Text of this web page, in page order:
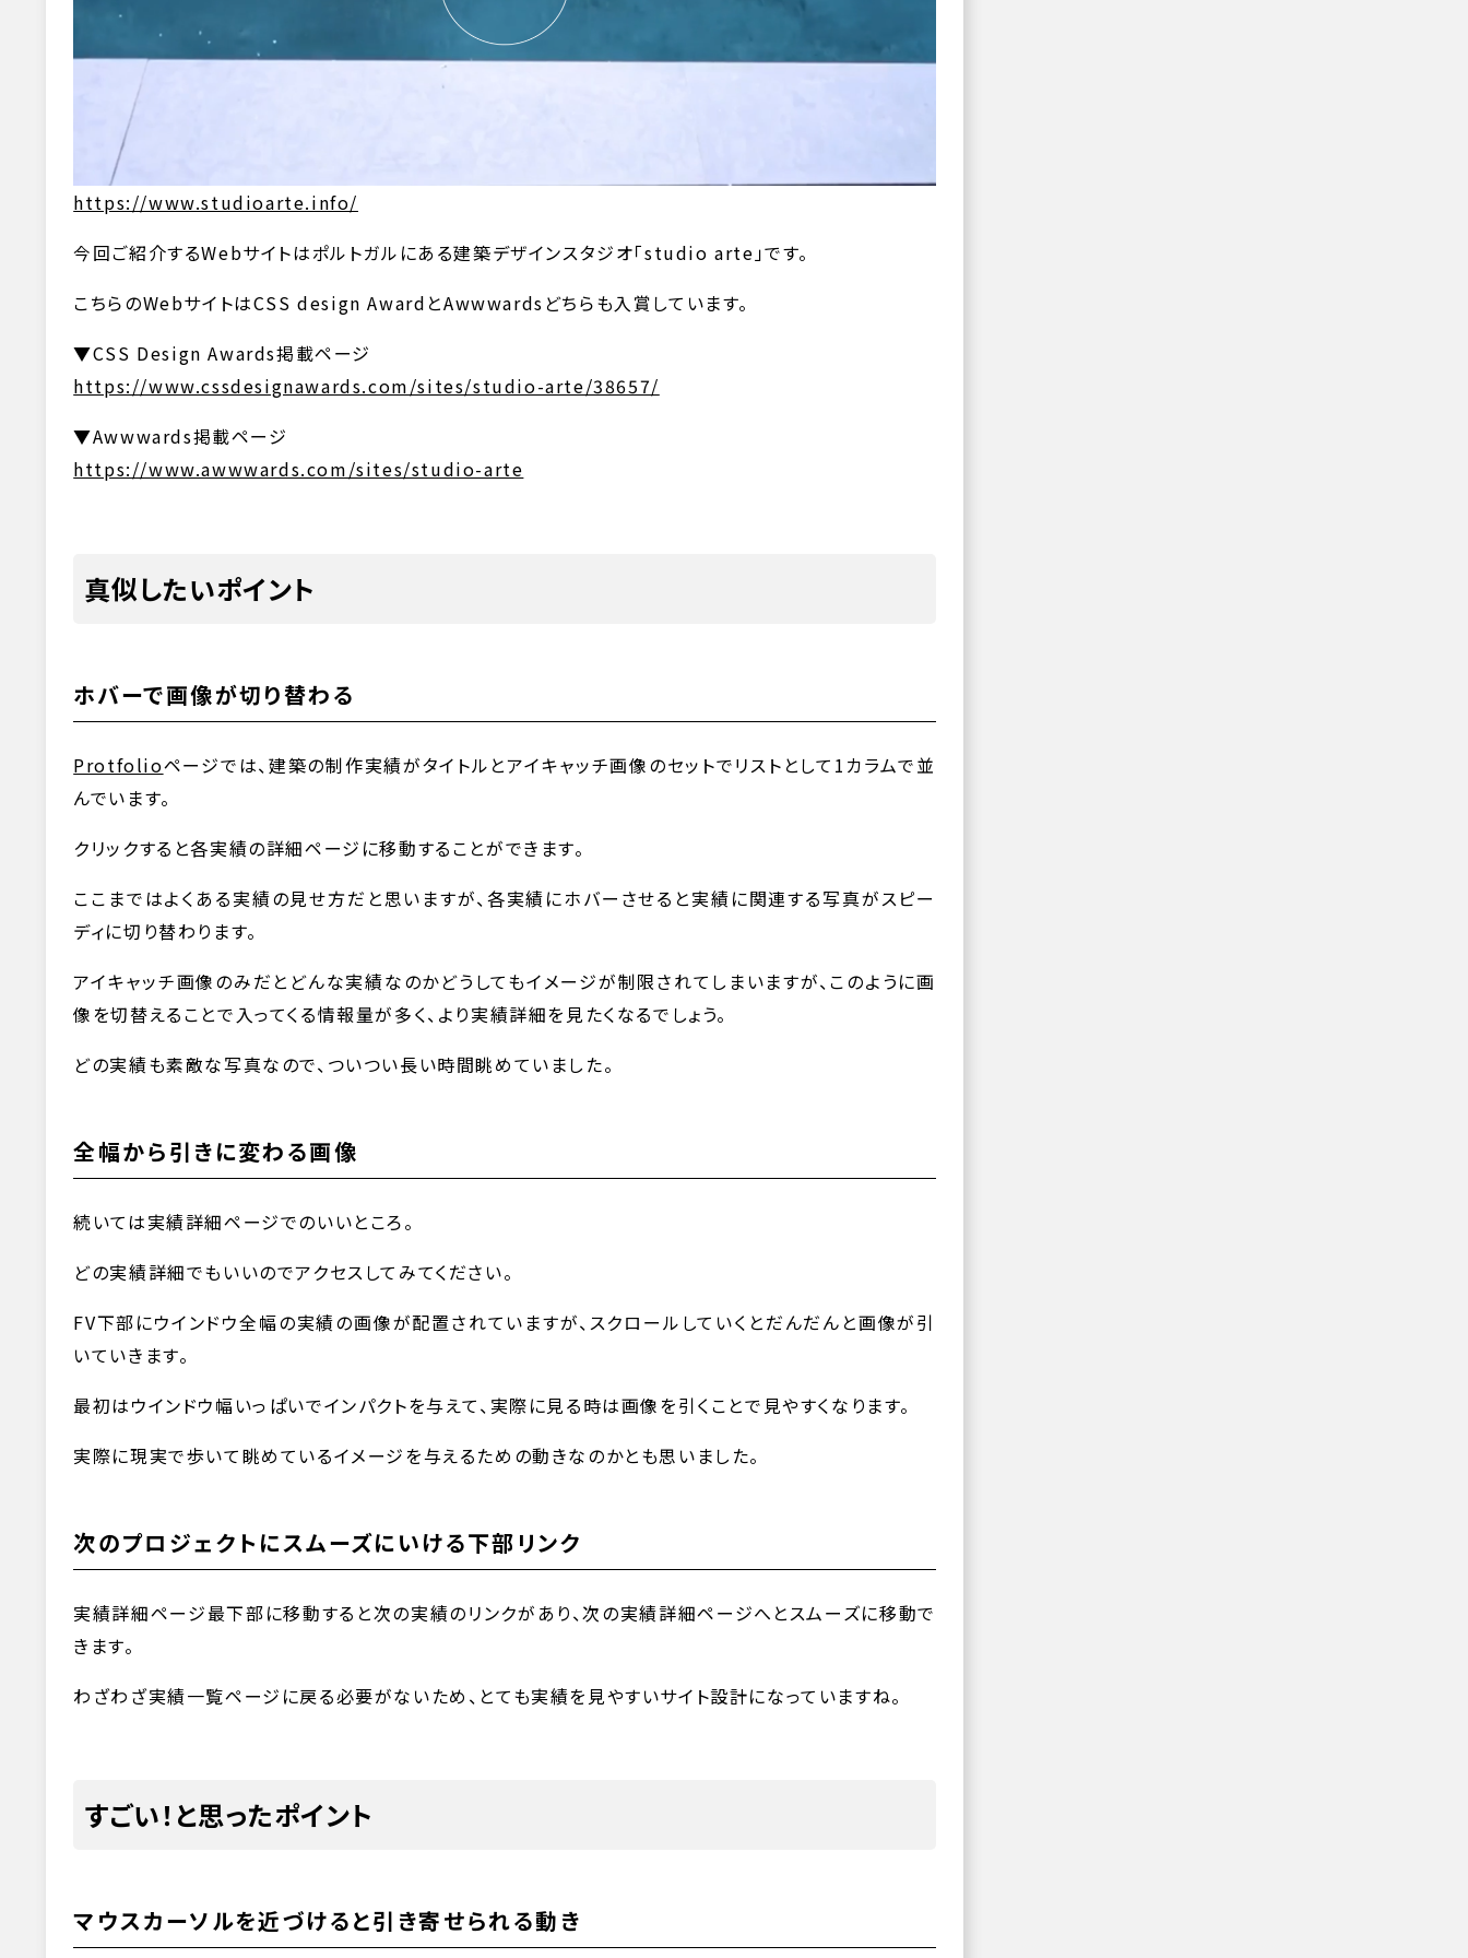
https://www.studioarte.info/
今回ご紹介するWebサイトはポルトガルにある建築デザインスタジオ「studio arte」です。
こちらのWebサイトはCSS design AwardとAwwwardsどちらも入賞しています。
▼CSS Design Awards掲載ページ
https://www.cssdesignawards.com/sites/studio-arte/38657/
▼Awwwards掲載ページ
https://www.awwwards.com/sites/studio-arte
真似したいポイント
ホバーで画像が切り替わる
Protfolioページでは、建築の制作実績がタイトルとアイキャッチ画像のセットでリストとして1カラムで並
んでいます。
クリックすると各実績の詳細ページに移動することができます。
ここまではよくある実績の見せ方だと思いますが、各実績にホバーさせると実績に関連する写真がスピー
ディに切り替わります。
アイキャッチ画像のみだとどんな実績なのかどうしてもイメージが制限されてしまいますが、このように画
像を切替えることで入ってくる情報量が多く、より実績詳細を見たくなるでしょう。
どの実績も素敵な写真なので、ついつい長い時間眺めていました。
全幅から引きに変わる画像
続いては実績詳細ページでのいいところ。
どの実績詳細でもいいのでアクセスしてみてください。
FV下部にウインドウ全幅の実績の画像が配置されていますが、スクロールしていくとだんだんと画像が引
いていきます。
最初はウインドウ幅いっぱいでインパクトを与えて、実際に見る時は画像を引くことで見やすくなります。
実際に現実で歩いて眺めているイメージを与えるための動きなのかとも思いました。
次のプロジェクトにスムーズにいける下部リンク
実績詳細ページ最下部に移動すると次の実績のリンクがあり、次の実績詳細ページへとスムーズに移動で
きます。
わざわざ実績一覧ページに戻る必要がないため、とても実績を見やすいサイト設計になっていますね。
すごい！と思ったポイント
マウスカーソルを近づけると引き寄せられる動き